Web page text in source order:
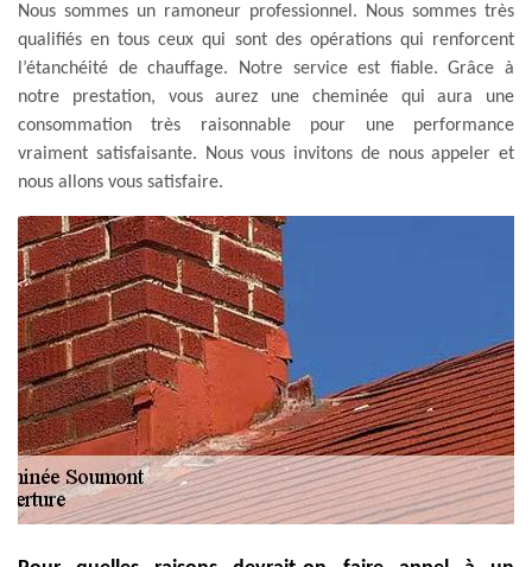
Nous sommes un ramoneur professionnel. Nous sommes très
qualifiés en tous ceux qui sont des opérations qui renforcent
l’étanchéité de chauffage. Notre service est fiable. Grâce à
notre prestation, vous aurez une cheminée qui aura une
consommation très raisonnable pour une performance
vraiment satisfaisante. Nous vous invitons de nous appeler et
nous allons vous satisfaire.